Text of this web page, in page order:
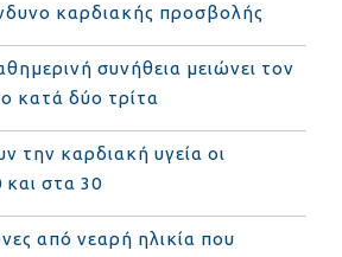
καρδιακής προσβολής
συνήθεια μειώνει τον
κατά δύο τρίτα
την καρδιακή υγεία οι
και στα 30
από νεαρή ηλικία που